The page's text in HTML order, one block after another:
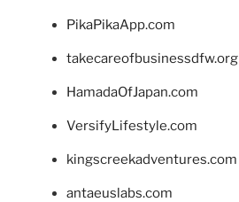
PikaPikaApp.com
takecareofbusinessdfw.org
HamadaOfJapan.com
VersifyLifestyle.com
kingscreekadventures.com
antaeuslabs.com